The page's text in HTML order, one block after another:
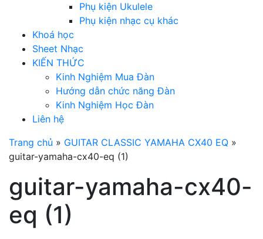
Phụ kiện Ukulele
Phụ kiện nhạc cụ khác
Khoá học
Sheet Nhạc
KIẾN THỨC
Kinh Nghiệm Mua Đàn
Hướng dẫn chức năng Đàn
Kinh Nghiệm Học Đàn
Liên hệ
Trang chủ » GUITAR CLASSIC YAMAHA CX40 EQ »
guitar-yamaha-cx40-eq (1)
guitar-yamaha-cx40-
eq (1)